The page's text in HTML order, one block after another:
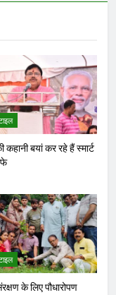
कहानी बयां कर रहे हैं स्मार्ट
के लिए पौधारोपण